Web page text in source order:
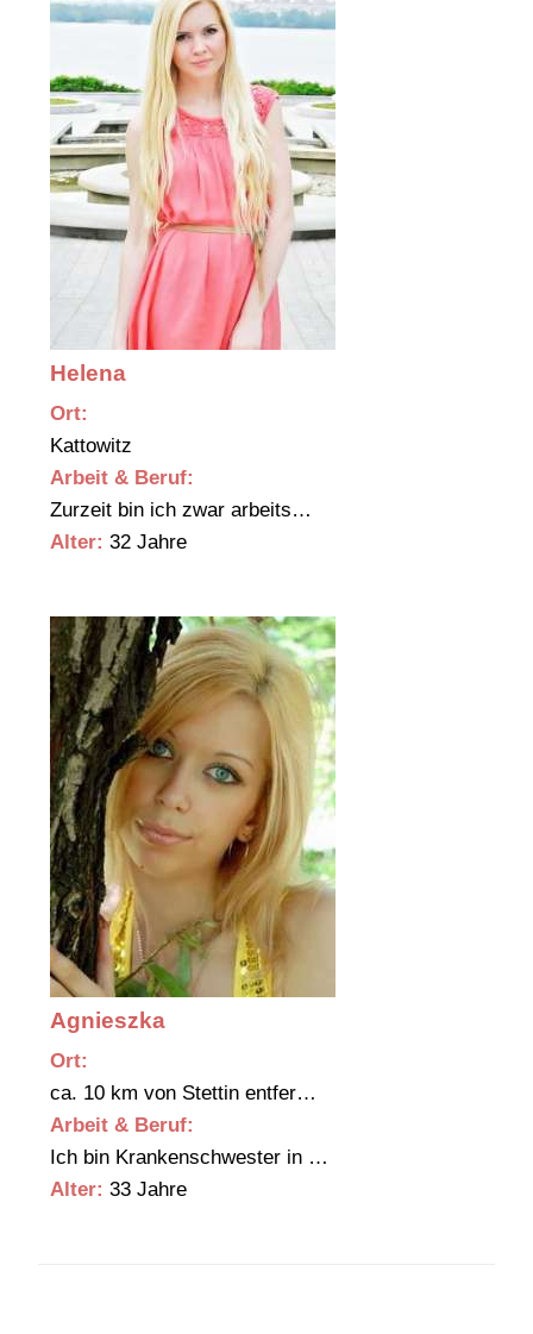
Helena
Ort:
Kattowitz
Arbeit & Beruf:
Zurzeit bin ich zwar arbeits…
Alter: 32 Jahre
Agnieszka
Ort:
ca. 10 km von Stettin entfer…
Arbeit & Beruf:
Ich bin Krankenschwester in …
Alter: 33 Jahre